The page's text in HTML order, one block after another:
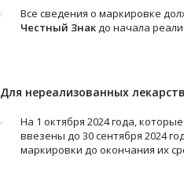
Все сведения о маркировке
Честный Знакдо начала
Для нереализованных
На 1 октября 2024 года,
ввезены до 30 сентября 2024
маркировки до окончания их